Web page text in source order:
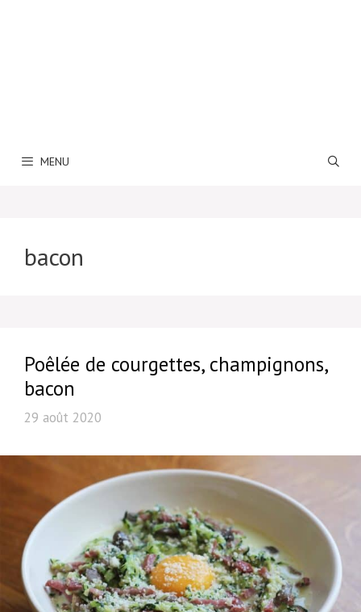
MENU
bacon
Poêlée de courgettes, champignons,
bacon
29 août 2020